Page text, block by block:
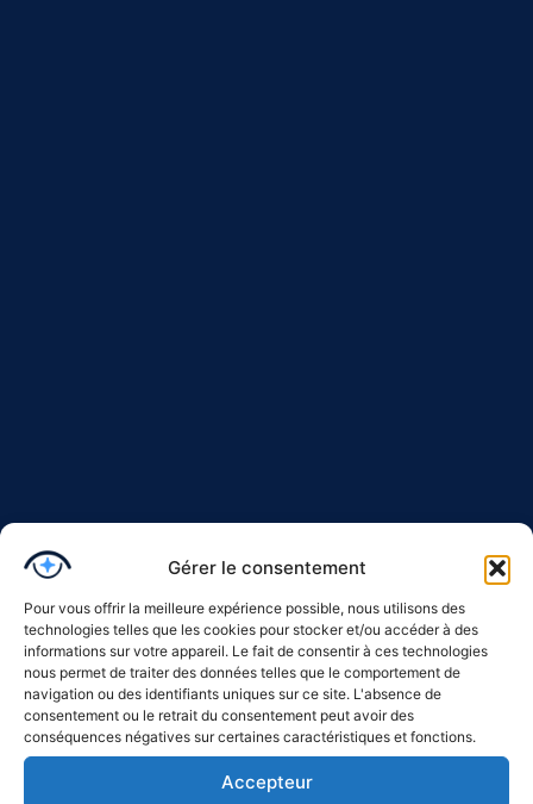
Gérer le consentement
Pour vous offrir la meilleure expérience possible, nous utilisons des
technologies telles que les cookies pour stocker et/ou accéder à des
informations sur votre appareil. Le fait de consentir à ces technologies
nous permet de traiter des données telles que le comportement de
navigation ou des identifiants uniques sur ce site. L'absence de
consentement ou le retrait du consentement peut avoir des
conséquences négatives sur certaines caractéristiques et fonctions.
Accepteur